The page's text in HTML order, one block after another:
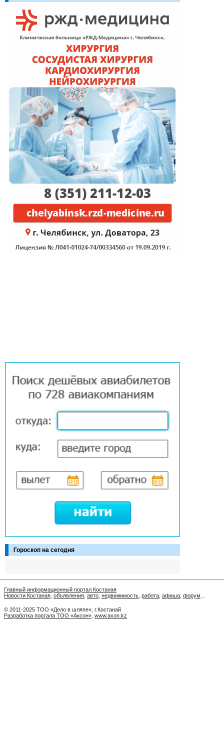
Гороскоп на сегодня
Главный информационный портал Костаная
Новости Костаная объявления авто недвижимость работа афиша форум
© 2011-2025 ТОО «Дело в шляпе», г.Костанай
Разработка портала ТОО «Аксон» www.axon.kz